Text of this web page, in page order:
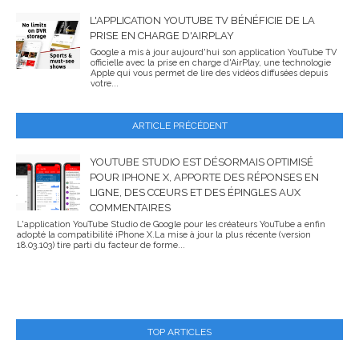
L'APPLICATION YOUTUBE TV BÉNÉFICIE DE LA
PRISE EN CHARGE D'AIRPLAY
Google a mis à jour aujourd'hui son application YouTube TV
officielle avec la prise en charge d'AirPlay, une technologie
Apple qui vous permet de lire des vidéos diffusées depuis
votre...
ARTICLE PRÉCÉDENT
YOUTUBE STUDIO EST DÉSORMAIS OPTIMISÉ
POUR IPHONE X, APPORTE DES RÉPONSES EN
LIGNE, DES CŒURS ET DES ÉPINGLES AUX
COMMENTAIRES
L'application YouTube Studio de Google pour les créateurs YouTube a enfin
adopté la compatibilité iPhone X.La mise à jour la plus récente (version
18.03.103) tire parti du facteur de forme...
TOP ARTICLES